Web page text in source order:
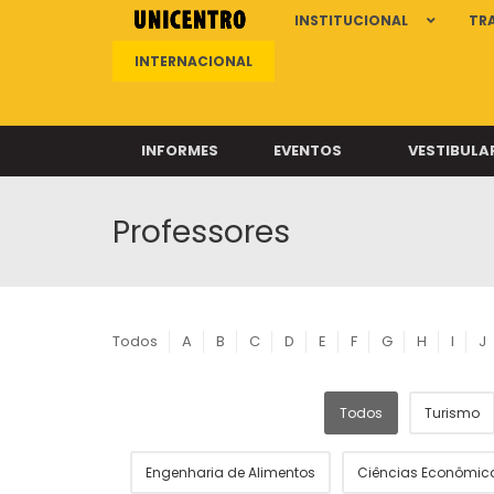
INSTITUCIONAL
INTERNACIONAL
INFORMES EVENTOS
Professores
Todos A B C D E F G H I J
Todos Turismo
Engenharia de Alimentos Ciências